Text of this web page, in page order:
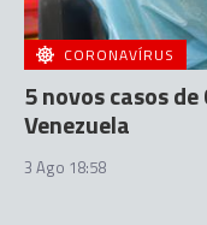
CORONAVÍRUS
5 novos casos
Venezuela
3 Ago 18:58